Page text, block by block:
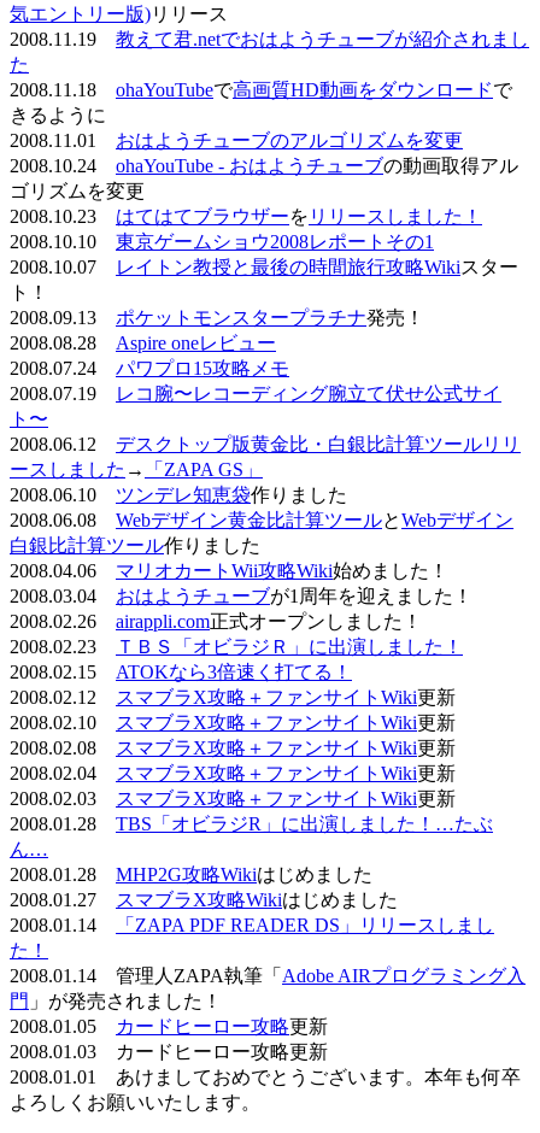
気エントリー版)リリース
2008.11.19 教えて君.netでおはようチューブが紹介されまし
た
2008.11.18 ohaYouTubeで高画質HD動画をダウンロードで
きるように
2008.11.01 おはようチューブのアルゴリズムを変更
2008.10.24 ohaYouTube - おはようチューブの動画取得アル
ゴリズムを変更
2008.10.23 はてはてブラウザーを リリースしました！
2008.10.10 東京ゲームショウ2008レポートその1
2008.10.07
レイトン教授と最後の時間旅行攻略Wikiスター
ト！
2008.09.13 ポケットモンスタープラチナ発売！
2008.08.28 Aspire oneレビュー
2008.07.24 パワプロ15攻略メモ
2008.07.19
レコ腕〜レコーディング腕立て伏せ公式サイ
ト〜
2008.06.12 デスクトップ版黄金比・白銀比計算ツールリリ
ースしました →
「ZAPA GS」
2008.06.10 ツンデレ知恵袋作りました
2008.06.08 Webデザイン黄金比計算ツールとWebデザイン
白銀比計算ツール作りました
2008.04.06 マリオカートWii攻略Wiki始めました！
2008.03.04 おはようチューブが1周年を迎えました！
2008.02.26 airappli.com正式オープンしました！
2008.02.23
ＴＢＳ「オビラジＲ」に出演しました！
2008.02.15 ATOKなら3倍速く打てる！
2008.02.12
スマブラX攻略＋ファンサイトWiki更新
2008.02.10
スマブラX攻略＋ファンサイトWiki更新
2008.02.08
スマブラX攻略＋ファンサイトWiki更新
2008.02.04
スマブラX攻略＋ファンサイトWiki更新
2008.02.03
スマブラX攻略＋ファンサイトWiki更新
2008.01.28 TBS「オビラジR」に出演しました！…たぶ
ん…
2008.01.28 MHP2G攻略Wikiはじめました
2008.01.27
スマブラX攻略Wikiはじめました
2008.01.14
「ZAPA PDF READER DS」リリースしまし
た！
2008.01.14 管理人ZAPA執筆「 Adobe AIRプログラミング入
門 」が発売されました！
2008.01.05
カードヒーロー攻略更新
2008.01.03 カードヒーロー攻略更新
2008.01.01 あけましておめでとうございます。本年も何卒
よろしくお願いいたします。